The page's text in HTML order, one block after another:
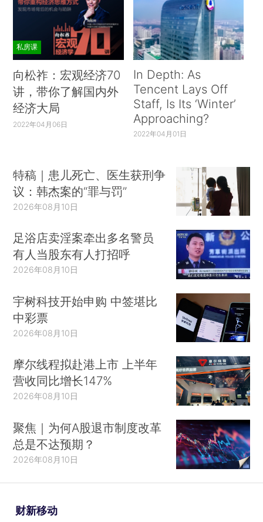
私房课
向松祚：宏观经济70
讲，带你了解国内外
经济大局
2022年04月06日
In Depth: As
Tencent Lays Off
Staff, Is Its ‘Winter’
Approaching?
2022年04月01日
特稿｜患儿死亡、医生获刑争
议：韩杰案的“罪与罚”
2026年08月10日
足浴店卖淫案牵出多名警员
有人当股东有人打招呼
2026年08月10日
宇树科技开始申购 中签堪比
中彩票
2026年08月10日
摩尔线程拟赴港上市 上半年
营收同比增长147%
2026年08月10日
聚焦｜为何A股退市制度改革
总是不达预期？
2026年08月10日
财新移动